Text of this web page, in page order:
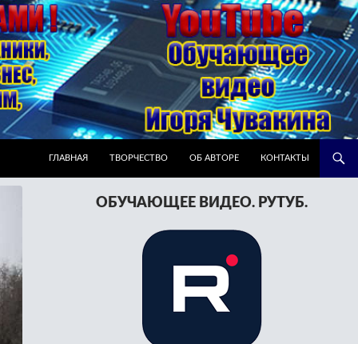
ГЛАВНАЯ
ТВОРЧЕСТВО ОБ АВТОРЕ КОНТАКТЫ
ОБУЧАЮЩЕЕ ВИДЕО. РУТУБ.